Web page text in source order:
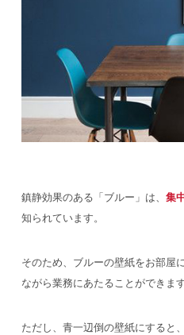
鎮静効果のある「ブルー」は、 集
知られています。
そのため、ブルーの壁紙をお部屋
ながら業務にあたることができます
ただし、青一辺倒の壁紙にすると